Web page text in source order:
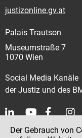
justizonline.gv.at
Palais Trautson
Museumstraße 7
1070 Wien
Social Media Kanäle
der Justiz und des
Kontakt
Der Gebrauch von